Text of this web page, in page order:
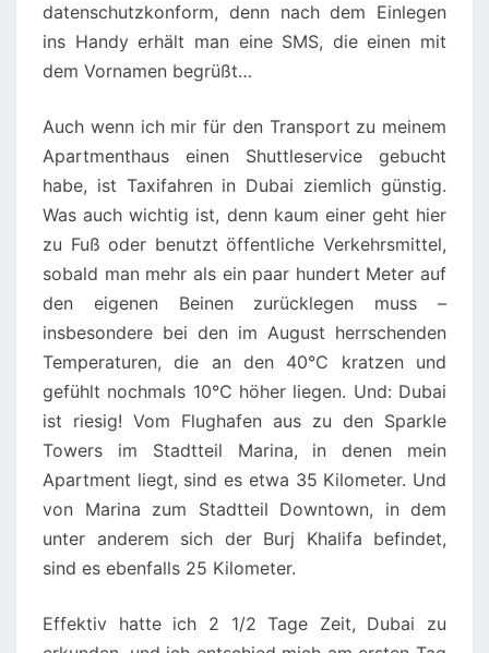
datenschutzkonform, denn nach dem Einlegen
ins Handy erhält man eine SMS, die einen mit
dem Vornamen begrüßt…
Auch wenn ich mir für den Transport zu meinem
Apartmenthaus einen Shuttleservice gebucht
habe, ist Taxifahren in Dubai ziemlich günstig.
Was auch wichtig ist, denn kaum einer geht hier
zu Fuß oder benutzt öffentliche Verkehrsmittel,
sobald man mehr als ein paar hundert Meter auf
den eigenen Beinen zurücklegen muss –
insbesondere bei den im August herrschenden
Temperaturen, die an den 40°C kratzen und
gefühlt nochmals 10°C höher liegen. Und: Dubai
ist riesig! Vom Flughafen aus zu den Sparkle
Towers im Stadtteil Marina, in denen mein
Apartment liegt, sind es etwa 35 Kilometer. Und
von Marina zum Stadtteil Downtown, in dem
unter anderem sich der Burj Khalifa befindet,
sind es ebenfalls 25 Kilometer.
Effektiv hatte ich 2 1/2 Tage Zeit, Dubai zu